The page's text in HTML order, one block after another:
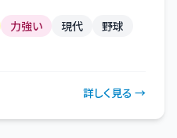
力強い 現代
野球
詳しく見る →